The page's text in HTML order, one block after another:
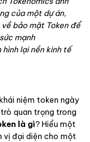
của một dự án,
bảo mật Token để
mạnh
lại nền kinh tế
niệm token ngày
quan trọng trong
là gì? Hiểu một
vị đại diện cho một